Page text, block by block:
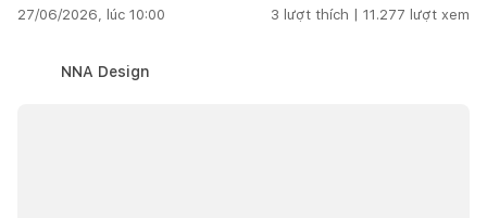
27/06/2026, lúc 10:00 3 lượt thích | 11.277 lượt xem
NNA Design